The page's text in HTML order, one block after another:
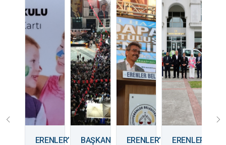
ERENLER’DE BAŞKAN ERENLER’DE ERENLER’DE